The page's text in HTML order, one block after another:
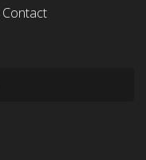
Contact